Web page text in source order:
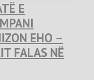
E
EHO –
FALAS NË